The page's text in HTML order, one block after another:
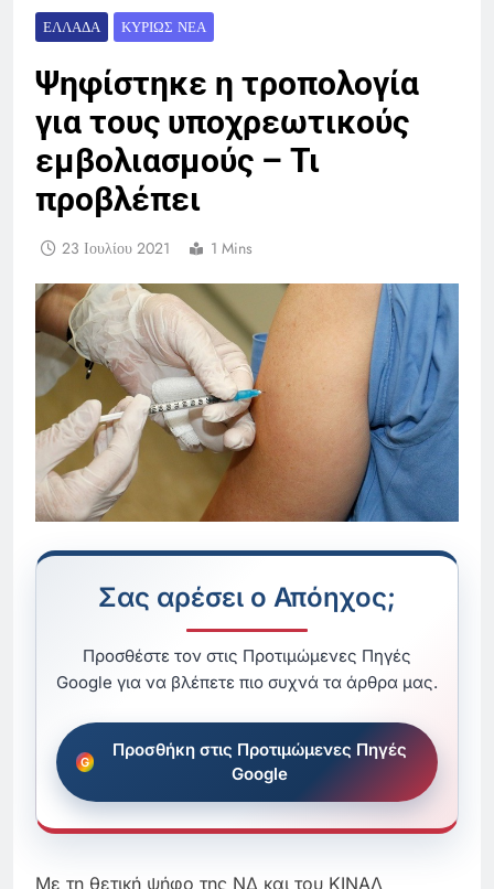
ΕΛΛΆΔΑ ΚΥΡΊΩΣ ΝΈΑ
Ψηφίστηκε η τροπολογία
για τους υποχρεωτικούς
εμβολιασμούς – Τι
προβλέπει
23 Ιουλίου 2021 1 Mins
Σας αρέσει ο Απόηχος;
Προσθέστε τον στις Προτιμώμενες Πηγές
Google για να βλέπετε πιο συχνά τα άρθρα μας.
Προσθήκη στις Προτιμώμενες Πηγές
Google
Με τη θετική ψήφο της ΝΔ και του ΚΙΝΑΛ